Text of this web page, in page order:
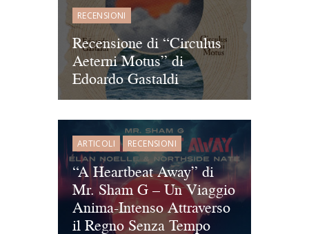
RECENSIONI
Recensione di “Circulus
Aeterni Motus” di
Edoardo Gastaldi
ARTICOLI RECENSIONI
“A Heartbeat Away” di
Mr. Sham G – Un Viaggio
Anima-Intenso Attraverso
il Regno Senza Tempo